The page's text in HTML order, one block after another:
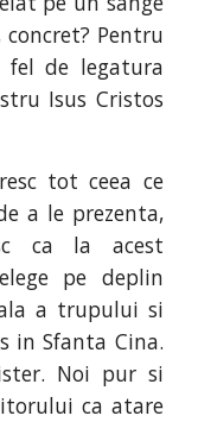
Pentru
de legatura
Isus Cristos
tot ceea ce
a le prezenta,
ca la acest
pe deplin
a trupului si
in Sfanta Cina.
Noi pur si
ca atare